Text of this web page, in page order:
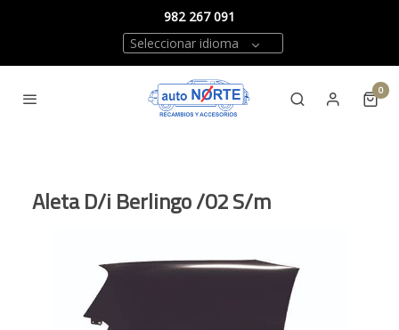
982 267 091
Seleccionar idioma
0
Aleta D/i Berlingo /02 S/m